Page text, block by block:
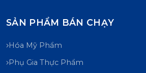
SẢN PHẨM BÁN CHẠY
Hóa Mỹ Phẩm
Phụ Gia Thực Phẩm